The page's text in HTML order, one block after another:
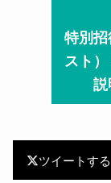
特別
スト
ツイートする